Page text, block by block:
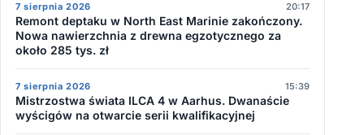
7 sierpnia 2026 20:17
Remont deptaku w North East Marinie zakończony.
Nowa nawierzchnia z drewna egzotycznego za
około 285 tys. zł
7 sierpnia 2026 15:39
Mistrzostwa świata ILCA 4 w Aarhus. Dwanaście
wyścigów na otwarcie serii kwalifikacyjnej